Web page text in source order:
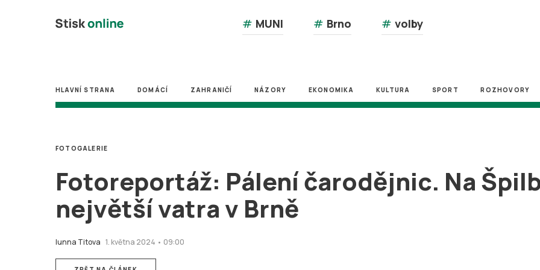
# MUNI # Brno # volby
HLAVNÍ STRANA DOMÁCÍ ZAHRANIČÍ NÁZORY EKONOMIKA KULTURA SPORT ROZHOVORY
Fotoreportáž: Pálení čarodějnic. Na
největší vatra v Brně
Iunna Titova 1. května 2024 • 09:00
FOTOGALERIE